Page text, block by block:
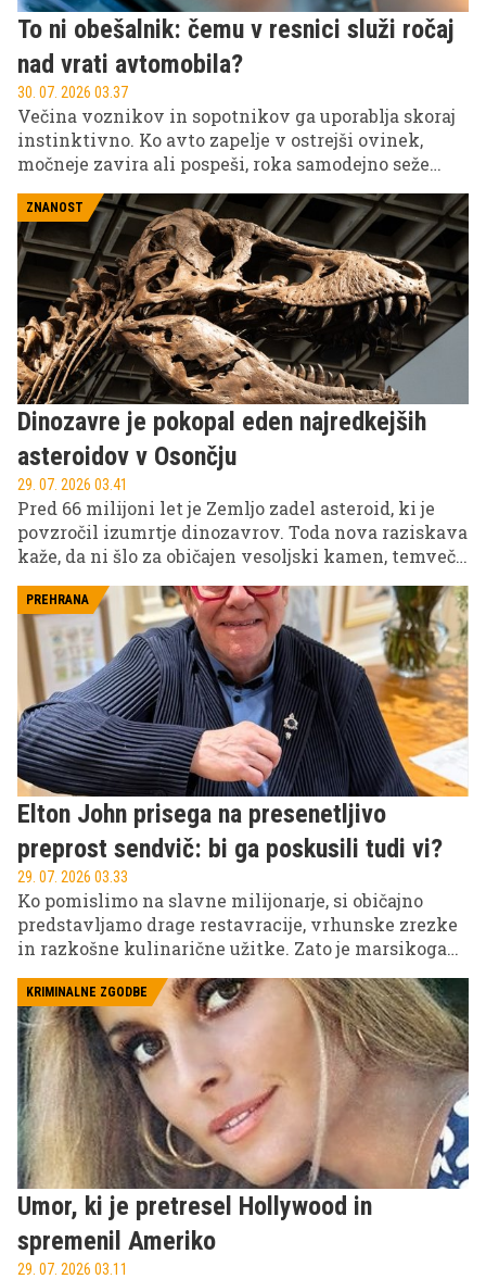
To ni obešalnik: čemu v resnici služi ročaj
nad vrati avtomobila?
30. 07. 2026 03.37
Večina voznikov in sopotnikov ga uporablja skoraj
instinktivno. Ko avto zapelje v ostrejši ovinek,
močneje zavira ali pospeši, roka samodejno seže
suknjič, vrečko iz trgovine ali dežnik. A ta na videz
nepomemben del avtomobilske notranjosti ima
precej bolj pomembno nalogo.
ZNANOST
Dinozavre je pokopal eden najredkejših
asteroidov v Osončju
29. 07. 2026 03.41
Pred 66 milijoni let je Zemljo zadel asteroid, ki je
povzročil izumrtje dinozavrov. Toda nova raziskava
kaže, da ni šlo za običajen vesoljski kamen, temveč
PREHRANA
Elton John prisega na presenetljivo
preprost sendvič: bi ga poskusili tudi vi?
29. 07. 2026 03.33
Ko pomislimo na slavne milijonarje, si običajno
predstavljamo drage restavracije, vrhunske zrezke
in razkošne kulinarične užitke. Zato je marsikoga
Johna, ki je razkril, da je njegova najljubša tolažilna
hrana nekaj povsem običajnega.
KRIMINALNE ZGODBE
Umor, ki je pretresel Hollywood in
spremenil Ameriko
29. 07. 2026 03.11